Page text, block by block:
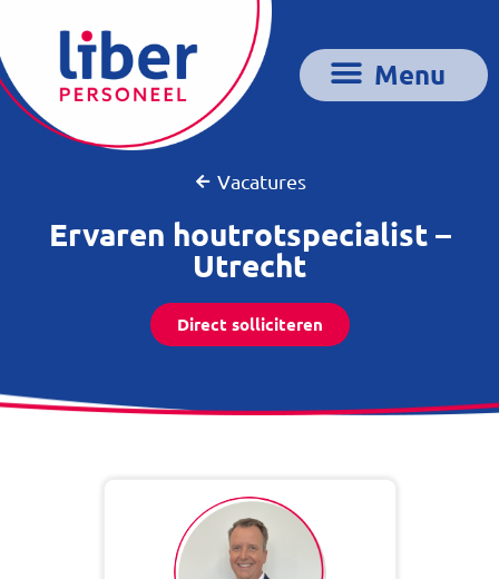
Vacatures
Ervaren houtrotspecialist –
Utrecht
Direct solliciteren